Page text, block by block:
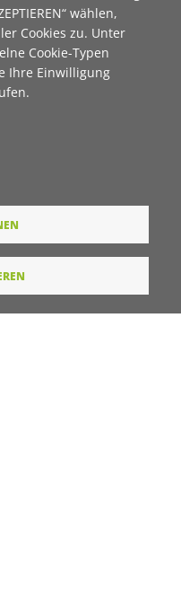
wählen,
Cookies zu. Unter
Cookie-Typen
Ihre Einwilligung
elektronisch